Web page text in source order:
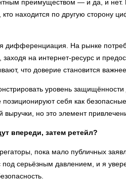
преимуществом — и да, и
находится по другую сторону
На рынке
на интернет-ресурс и
что доверие становится
уровень
себя как
но это элемент
впереди, затем ретейл?
пока мало публичных
серьёзным давлением, и я